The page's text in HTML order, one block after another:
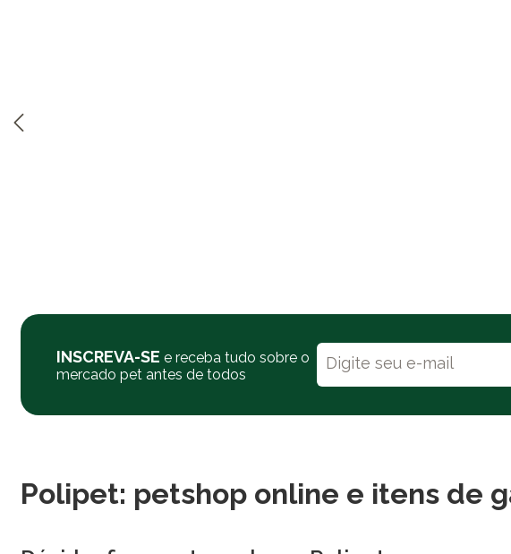
INSCREVA-SE e receba tudo sobre o
mercado pet antes de todos
Polipet: petshop online e itens de